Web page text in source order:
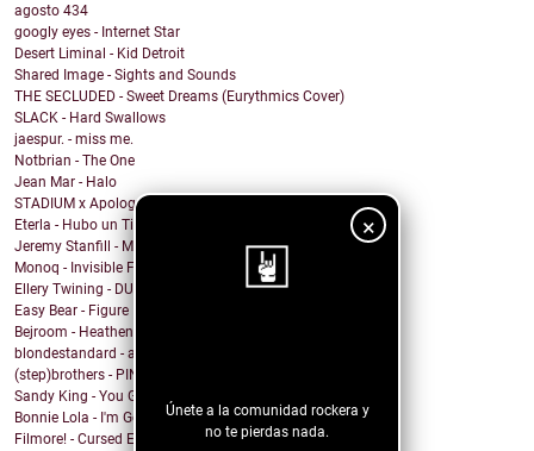
×
Únete a la comunidad rockera y
no te pierdas nada.
agosto 434
googly eyes - Internet Star
Desert Liminal - Kid Detroit
Shared Image - Sights and Sounds
THE SECLUDED - Sweet Dreams (Eurythmics Cover)
SLACK - Hard Swallows
jaespur. - miss me.
Notbrian - The One
Jean Mar - Halo
STADIUM x Apologygrl - Ocean Wave
Eterla - Hubo un Tiempo
Jeremy Stanfill - Moving Day
Monoq - Invisible Finish Line
Ellery Twining - DUSTY SPRINGFIELD'S RECORD COLLEC...
Easy Bear - Figure It Out
Bejroom - Heathens
blondestandard - arms of another
(step)brothers - PINOT NOIR
Sandy King - You Got Me Mixed Up With That Bottle
Bonnie Lola - I'm Going Home
Filmore! - Cursed Energy